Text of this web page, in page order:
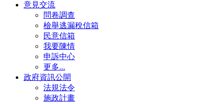
意見交流
問卷調查
檢舉逃漏稅信箱
民意信箱
我要陳情
申訴中心
更多...
政府資訊公開
法規法令
施政計畫